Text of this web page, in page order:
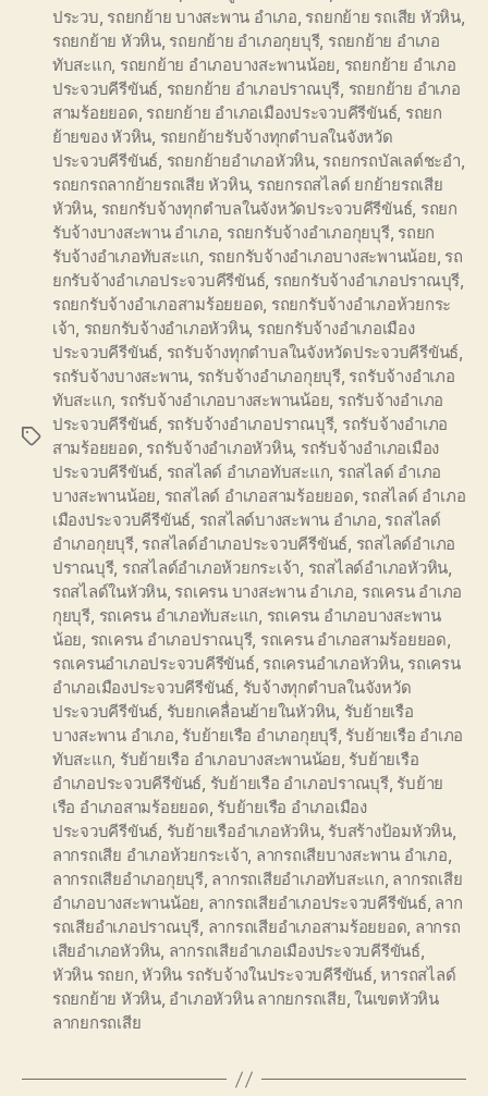
Tags
ประวบ, รถยกย้าย บางสะพาน อำเภอ, รถยกย้าย รถเสีย หัวหิน,
รถยกย้าย หัวหิน, รถยกย้าย อำเภอกุยบุรี, รถยกย้าย อำเภอ
ทับสะแก, รถยกย้าย อำเภอบางสะพานน้อย, รถยกย้าย อำเภอ
ประจวบคีรีขันธ์, รถยกย้าย อำเภอปราณบุรี, รถยกย้าย อำเภอ
สามร้อยยอด, รถยกย้าย อำเภอเมืองประจวบคีรีขันธ์, รถยก
ย้ายของ หัวหิน, รถยกย้ายรับจ้างทุกตำบลในจังหวัด
ประจวบคีรีขันธ์, รถยกย้ายอำเภอหัวหิน, รถยกรถบัลเลต์ชะอำ,
รถยกรถลากย้ายรถเสีย หัวหิน, รถยกรถสไลด์ ยกย้ายรถเสีย
หัวหิน, รถยกรับจ้างทุกตำบลในจังหวัดประจวบคีรีขันธ์, รถยก
รับจ้างบางสะพาน อำเภอ, รถยกรับจ้างอำเภอกุยบุรี, รถยก
รับจ้างอำเภอทับสะแก, รถยกรับจ้างอำเภอบางสะพานน้อย, รถ
ยกรับจ้างอำเภอประจวบคีรีขันธ์, รถยกรับจ้างอำเภอปราณบุรี,
รถยกรับจ้างอำเภอสามร้อยยอด, รถยกรับจ้างอำเภอห้วยกระ
เจ้า, รถยกรับจ้างอำเภอหัวหิน, รถยกรับจ้างอำเภอเมือง
ประจวบคีรีขันธ์, รถรับจ้างทุกตำบลในจังหวัดประจวบคีรีขันธ์,
รถรับจ้างบางสะพาน, รถรับจ้างอำเภอกุยบุรี, รถรับจ้างอำเภอ
ทับสะแก, รถรับจ้างอำเภอบางสะพานน้อย, รถรับจ้างอำเภอ
ประจวบคีรีขันธ์, รถรับจ้างอำเภอปราณบุรี, รถรับจ้างอำเภอ
สามร้อยยอด, รถรับจ้างอำเภอหัวหิน, รถรับจ้างอำเภอเมือง
ประจวบคีรีขันธ์, รถสไลด์ อำเภอทับสะแก, รถสไลด์ อำเภอ
บางสะพานน้อย, รถสไลด์ อำเภอสามร้อยยอด, รถสไลด์ อำเภอ
เมืองประจวบคีรีขันธ์, รถสไลด์บางสะพาน อำเภอ, รถสไลด์
อำเภอกุยบุรี, รถสไลด์อำเภอประจวบคีรีขันธ์, รถสไลด์อำเภอ
ปราณบุรี, รถสไลด์อำเภอห้วยกระเจ้า, รถสไลด์อำเภอหัวหิน,
รถสไลด์ในหัวหิน, รถเครน บางสะพาน อำเภอ, รถเครน อำเภอ
กุยบุรี, รถเครน อำเภอทับสะแก, รถเครน อำเภอบางสะพาน
น้อย, รถเครน อำเภอปราณบุรี, รถเครน อำเภอสามร้อยยอด,
รถเครนอำเภอประจวบคีรีขันธ์, รถเครนอำเภอหัวหิน, รถเครน
อำเภอเมืองประจวบคีรีขันธ์, รับจ้างทุกตำบลในจังหวัด
ประจวบคีรีขันธ์, รับยกเคลื่อนย้ายในหัวหิน, รับย้ายเรือ
บางสะพาน อำเภอ, รับย้ายเรือ อำเภอกุยบุรี, รับย้ายเรือ อำเภอ
ทับสะแก, รับย้ายเรือ อำเภอบางสะพานน้อย, รับย้ายเรือ
อำเภอประจวบคีรีขันธ์, รับย้ายเรือ อำเภอปราณบุรี, รับย้าย
เรือ อำเภอสามร้อยยอด, รับย้ายเรือ อำเภอเมือง
ประจวบคีรีขันธ์, รับย้ายเรืออำเภอหัวหิน, รับสร้างป้อมหัวหิน,
ลากรถเสีย อำเภอห้วยกระเจ้า, ลากรถเสียบางสะพาน อำเภอ,
ลากรถเสียอำเภอกุยบุรี, ลากรถเสียอำเภอทับสะแก, ลากรถเสีย
อำเภอบางสะพานน้อย, ลากรถเสียอำเภอประจวบคีรีขันธ์, ลาก
รถเสียอำเภอปราณบุรี, ลากรถเสียอำเภอสามร้อยยอด, ลากรถ
เสียอำเภอหัวหิน, ลากรถเสียอำเภอเมืองประจวบคีรีขันธ์,
หัวหิน รถยก,หัวหิน รถรับจ้างในประจวบคีรีขันธ์,หารถสไลด์
รถยกย้าย หัวหิน, อำเภอหัวหิน ลากยกรถเสีย,ในเขตหัวหิน
ลากยกรถเสีย